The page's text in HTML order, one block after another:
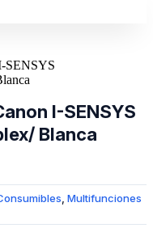
I-SENSYS
Blanca
Multifunciones